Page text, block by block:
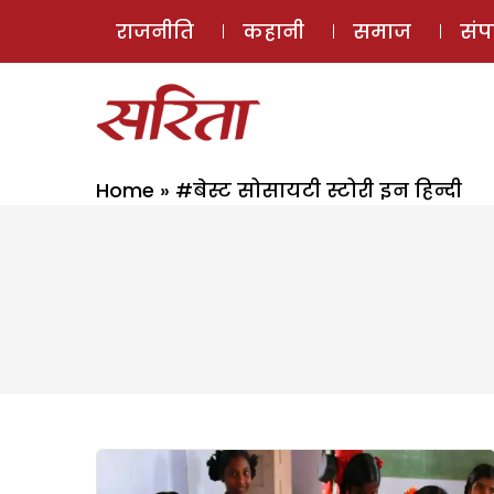
राजनीति कहानी समाज
Home » #बेस्ट सोसायटी स्टोरी इन हिन्दी